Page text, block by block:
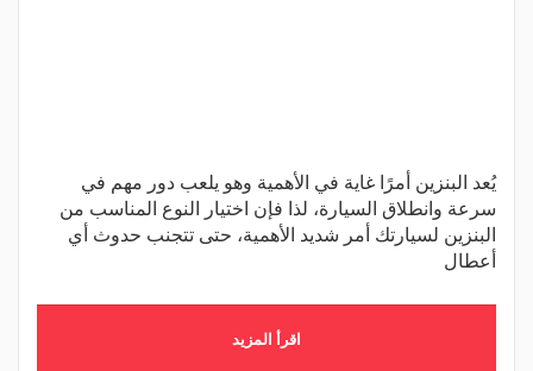
يُعد البنزين أمرًا غاية في الأهمية وهو يلعب دور مهم في
سرعة وانطلاق السيارة، لذا فإن اختيار النوع المناسب من
البنزين لسيارتك أمر شديد الأهمية، حتى تتجنب حدوث أي
أعطال
اقرأ المزيد